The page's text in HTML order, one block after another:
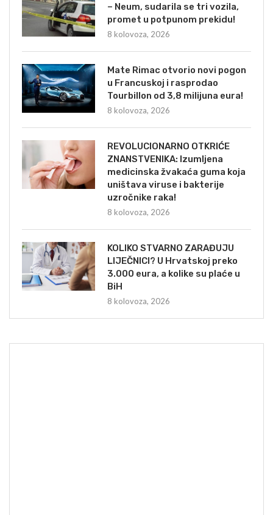
– Neum, sudarila se tri vozila,
promet u potpunom prekidu!
8 kolovoza, 2026
Mate Rimac otvorio novi pogon
u Francuskoj i rasprodao
Tourbillon od 3,8 milijuna eura!
8 kolovoza, 2026
REVOLUCIONARNO OTKRIĆE
ZNANSTVENIKA: Izumljena
medicinska žvakaća guma koja
uništava viruse i bakterije
uzročnike raka!
8 kolovoza, 2026
KOLIKO STVARNO ZARAĐUJU
LIJEČNICI? U Hrvatskoj preko
3.000 eura, a kolike su plaće u
BiH
8 kolovoza, 2026